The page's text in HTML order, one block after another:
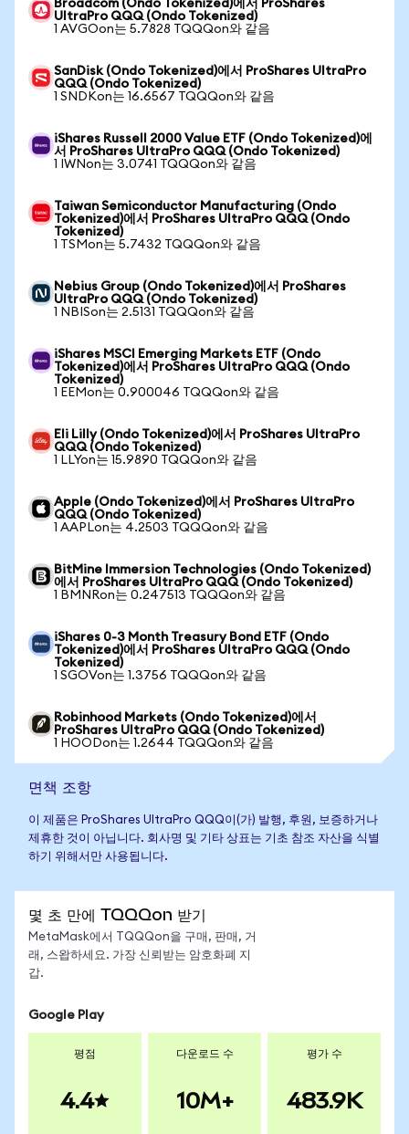
Broadcom (Ondo Tokenized)에서 ProShares
UltraPro QQQ (Ondo Tokenized)
1 AVGOon는 5.7828 TQQQon와 같음
SanDisk (Ondo Tokenized)에서 ProShares UltraPro
QQQ (Ondo Tokenized)
1 SNDKon는 16.6567 TQQQon와 같음
iShares Russell 2000 Value ETF (Ondo Tokenized)에
서 ProShares UltraPro QQQ (Ondo Tokenized)
1 IWNon는 3.0741 TQQQon와 같음
Taiwan Semiconductor Manufacturing (Ondo
Tokenized)에서 ProShares UltraPro QQQ (Ondo
Tokenized)
1 TSMon는 5.7432 TQQQon와 같음
Nebius Group (Ondo Tokenized)에서 ProShares
UltraPro QQQ (Ondo Tokenized)
1 NBISon는 2.5131 TQQQon와 같음
iShares MSCI Emerging Markets ETF (Ondo
Tokenized)에서 ProShares UltraPro QQQ (Ondo
Tokenized)
1 EEMon는 0.900046 TQQQon와 같음
Eli Lilly (Ondo Tokenized)에서 ProShares UltraPro
QQQ (Ondo Tokenized)
1 LLYon는 15.9890 TQQQon와 같음
Apple (Ondo Tokenized)에서 ProShares UltraPro
QQQ (Ondo Tokenized)
1 AAPLon는 4.2503 TQQQon와 같음
BitMine Immersion Technologies (Ondo Tokenized)
에서 ProShares UltraPro QQQ (Ondo Tokenized)
1 BMNRon는 0.247513 TQQQon와 같음
iShares 0-3 Month Treasury Bond ETF (Ondo
Tokenized)에서 ProShares UltraPro QQQ (Ondo
Tokenized)
1 SGOVon는 1.3756 TQQQon와 같음
Robinhood Markets (Ondo Tokenized)에서
ProShares UltraPro QQQ (Ondo Tokenized)
1 HOODon는 1.2644 TQQQon와 같음
면책 조항
이 제품은 ProShares UltraPro QQQ이(가) 발행, 후원, 보증하거나
제휴한 것이 아닙니다. 회사명 및 기타 상표는 기초 참조 자산을 식별
하기 위해서만 사용됩니다.
몇 초 만에 TQQQon 받기
MetaMask에서 TQQQon을 구매, 판매, 거
래, 스왑하세요. 가장 신뢰받는 암호화폐 지
갑.
Google Play
평점
4.4
다운로드 수
10M+
평가 수
483.9K